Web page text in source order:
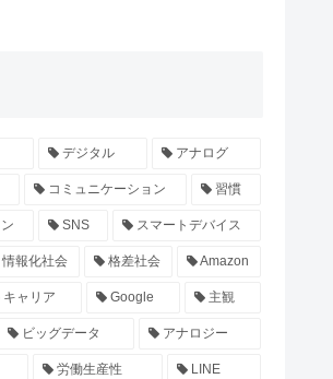
デジタル アナログ
コミュニケーション 習慣
SNS スマートデバイス
情報化社会 格差社会 Amazon
キャリア Google 主観
ビッグデータ アナロジー
労働生産性 LINE